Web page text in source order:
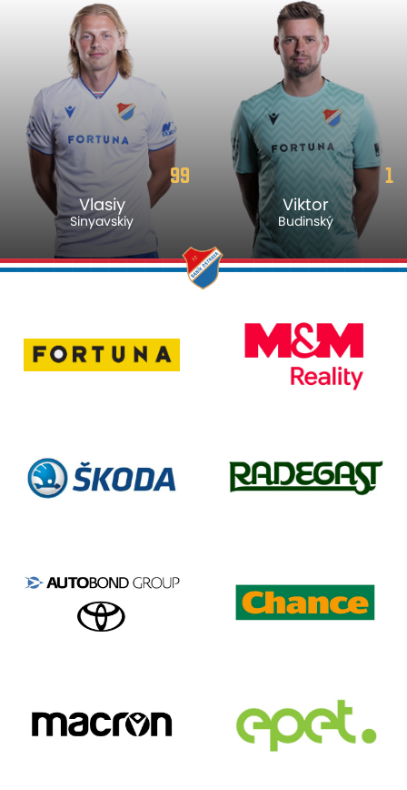
99
Vlasiy
Sinyavskiy
1
Viktor
Budinský